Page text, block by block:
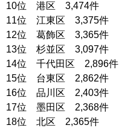
10位 港区 3,474件
11位 江東区 3,375件
12位 葛飾区 3,365件
13位 杉並区 3,097件
14位 千代田区 2,896件
15位 台東区 2,862件
16位 品川区 2,403件
17位 墨田区 2,368件
18位 北区 2,365件